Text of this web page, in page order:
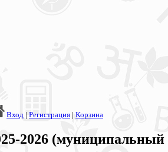
Вход | Регистрация | Корзина
(муниципальный